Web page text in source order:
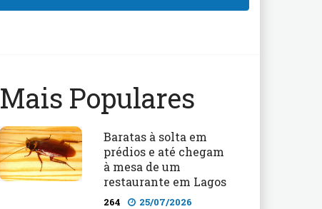
Mais Populares
Baratas à solta em
prédios e até chegam
à mesa de um
restaurante em Lagos
264 25/07/2026